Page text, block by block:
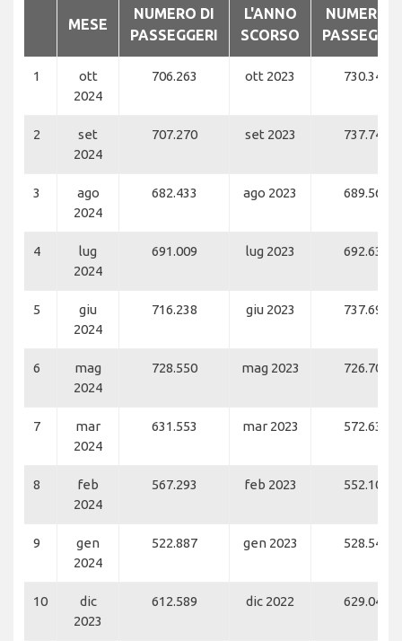
MESE
NUMERO DI
PASSEGGERI
L'ANNO
SCORSO
NUMERO
1
ott
2024
706.263 ott 2023 730.342
2
set
2024
707.270 set 2023 737.749
3
ago
2024
682.433 ago 2023 689.565
4
lug
2024
691.009 lug 2023 692.632
5
giu
2024
716.238 giu 2023 737.695
6
mag
2024
728.550 mag 2023 726.704
7
mar
2024
631.553 mar 2023 572.631
8
feb
2024
567.293 feb 2023 552.108
9
gen
2024
522.887 gen 2023 528.543
10
dic
2023
612.589 dic 2022 629.042